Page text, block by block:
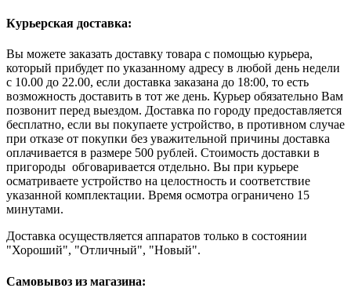
Курьерская доставка:
Вы можете заказать доставку товара с помощью курьера,
который прибудет по указанному адресу в любой день недели
с 10.00 до 22.00, если доставка заказана до 18:00, то есть
возможность доставить в тот же день. Курьер обязательно Вам
позвонит перед выездом. Доставка по городу предоставляется
бесплатно, если вы покупаете устройство, в противном случае
при отказе от покупки без уважительной причины доставка
оплачивается в размере 500 рублей. Стоимость доставки в
пригороды обговаривается отдельно. Вы при курьере
осматриваете устройство на целостность и соответствие
указанной комплектации. Время осмотра ограничено 15
минутами.
Доставка осуществляется аппаратов только в состоянии
"Хороший", "Отличный", "Новый".
Самовывоз из магазина: